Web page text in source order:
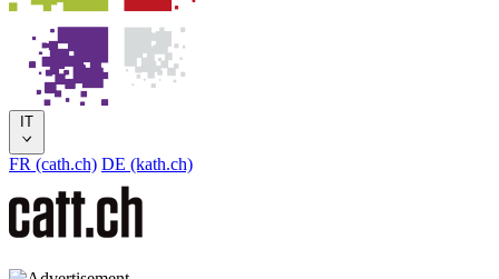
IT
FR (cath.ch) DE (kath.ch)